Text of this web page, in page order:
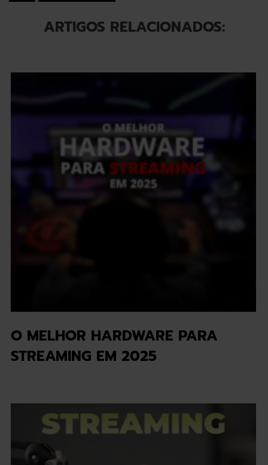
ARTIGOS RELACIONADOS:
O MELHOR HARDWARE PARA
STREAMING EM 2025